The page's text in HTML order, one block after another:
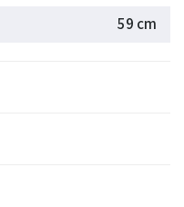
59 cm